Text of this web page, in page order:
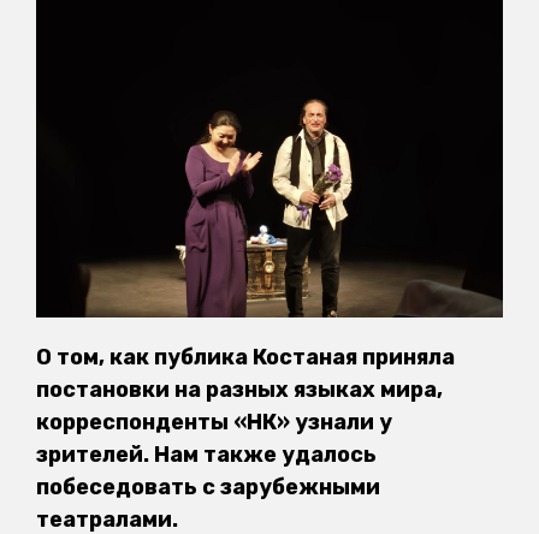
О том, как публика Костаная приняла
постановки на разных языках мира,
корреспонденты «НК» узнали у
зрителей. Нам также удалось
побеседовать с зарубежными
театралами.